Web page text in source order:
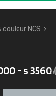
NCS
- s 3560